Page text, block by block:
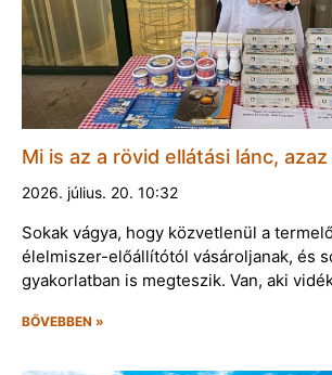
Mi is az a rövid ellátási lánc, azaz
2026. július. 20. 10:32
Sokak vágya, hogy közvetlenül a
élelmiszer-előállítótól vásároljanak, és
gyakorlatban is megteszik. Van, aki
BŐVEBBEN »